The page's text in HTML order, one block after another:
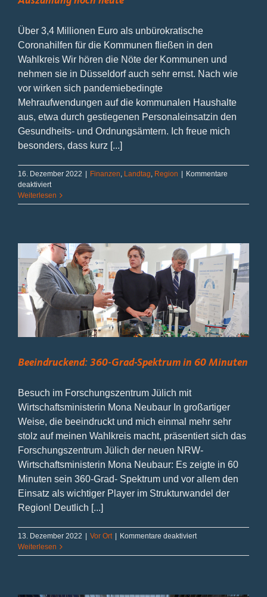
Über 3,4 Millionen Euro als unbürokratische
Coronahilfen für die Kommunen fließen in den
Wahlkreis Wir hören die Nöte der Kommunen und
nehmen sie in Düsseldorf auch sehr ernst. Nach wie
vor wirken sich pandemiebedingte
Mehraufwendungen auf die kommunalen Haushalte
aus, etwa durch gestiegenen Personaleinsatzin den
Gesundheits- und Ordnungsämtern. Ich freue mich
besonders, dass kurz [...]
16. Dezember 2022 | Finanzen Landtag Region | Kommentare
deaktiviertfür
Auszahlung
noch
Weiterlesen
Beeindruckend: 360-Grad-Spektrum in 60 Minuten
Besuch im Forschungszentrum Jülich mit
Wirtschaftsministerin Mona Neubaur In großartiger
Weise, die beeindruckt und mich einmal mehr sehr
stolz auf meinen Wahlkreis macht, präsentiert sich das
Forschungszentrum Jülich der neuen NRW-
Wirtschaftsministerin Mona Neubaur: Es zeigte in 60
Minuten sein 360-Grad- Spektrum und vor allem den
Einsatz als wichtiger Player im Strukturwandel der
Region! Deutlich [...]
13. Dezember 2022 | Vor Ort | Kommentare deaktiviertfür
360-
Weiterlesen